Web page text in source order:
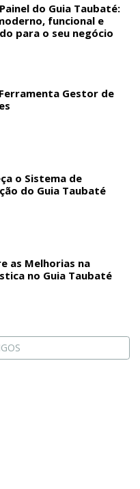
do Guia Taubaté:
funcional e
para o seu negócio
Gestor de
o Sistema de
do Guia Taubaté
as Melhorias na
no Guia Taubaté